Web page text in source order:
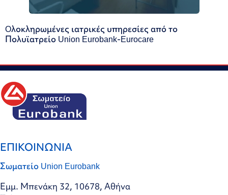
Oλοκληρωμένες ιατρικές υπηρεσίες από το
Πολυϊατρείο Union Eurobank-Eurocare
ΕΠΙΚΟΙΝΩΝΙΑ
Σωματείο Union Eurobank
Εμμ. Μπενάκη 32, 10678, Αθήνα